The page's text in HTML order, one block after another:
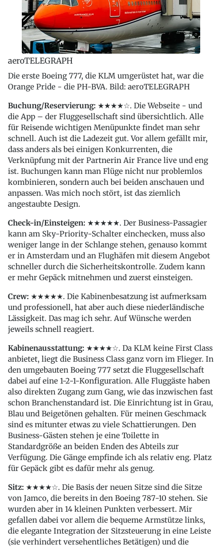
aeroTELEGRAPH
Die erste Boeing 777, die KLM umgerüstet hat, war die
Orange Pride - die PH-BVA. Bild: aeroTELEGRAPH
Buchung/Reservierung: ★★★★☆. Die Webseite - und
die App – der Fluggesellschaft sind übersichtlich. Alle
für Reisende wichtigen Menüpunkte findet man sehr
schnell. Auch ist die Ladezeit gut. Vor allem gefällt mir,
dass anders als bei einigen Konkurrenten, die
Verknüpfung mit der Partnerin Air France live und eng
ist. Buchungen kann man Flüge nicht nur problemlos
kombinieren, sondern auch bei beiden anschauen und
anpassen. Was mich noch stört, ist das ziemlich
angestaubte Design.
Check-in/Einsteigen: ★★★★★. Der Business-Passagier
kann am Sky-Priority-Schalter einchecken, muss also
weniger lange in der Schlange stehen, genauso kommt
er in Amsterdam und an Flughäfen mit diesem Angebot
schneller durch die Sicherheitskontrolle. Zudem kann
er mehr Gepäck mitnehmen und zuerst einsteigen.
Crew: ★★★★★. Die Kabinenbesatzung ist aufmerksam
und professionell, hat aber auch diese niederländische
Lässigkeit. Das mag ich sehr. Auf Wünsche werden
jeweils schnell reagiert.
Kabinenausstattung: ★★★★☆. Da KLM keine First Class
anbietet, liegt die Business Class ganz vorn im Flieger. In
den umgebauten Boeing 777 setzt die Fluggesellschaft
dabei auf eine 1-2-1-Konfiguration. Alle Fluggäste haben
also direkten Zugang zum Gang, wie das inzwischen fast
schon Branchenstandard ist. Die Einrichtung ist in Grau,
Blau und Beigetönen gehalten. Für meinen Geschmack
sind es mitunter etwas zu viele Schattierungen. Den
Business-Gästen stehen je eine Toilette in
Standardgröße an beiden Enden des Abteils zur
Verfügung. Die Gänge empfinde ich als relativ eng. Platz
für Gepäck gibt es dafür mehr als genug.
Sitz: ★★★★☆. Die Basis der neuen Sitze sind die Sitze
von Jamco, die bereits in den Boeing 787-10 stehen. Sie
wurden aber in 14 kleinen Punkten verbessert. Mir
gefallen dabei vor allem die bequeme Armstütze links,
die elegante Integration der Sitzsteuerung in eine Leiste
(sie verhindert versehentliches Betätigen) und die